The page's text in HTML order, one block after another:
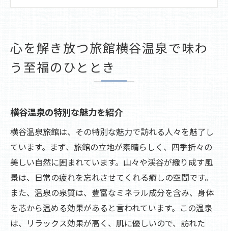
心に残る思い出作りの旅プラン
四季折々の美景に包まれる横谷温泉旅館の魅力
季節ごとの特別なイベントとプラン
自然との共生を体感する温泉ステイ
旅館から眺める絶景スポットを紹介
心に響く四季の変化を横谷で体感
旅館のおもてなしでリフレッシュ横谷温泉での
癒し体験
心地よい接客で迎える至福の時間
心を解き放つ旅館横谷温泉で味わ
う至福のひととき
横谷温泉の特別な魅力を紹介
横谷温泉旅館は、その特別な魅力で訪れる人々を魅了し
ています。まず、旅館の立地が素晴らしく、四季折々の
美しい自然に囲まれています。山々や渓谷が織り成す風
景は、日常の疲れを忘れさせてくれる癒しの空間です。
また、温泉の泉質は、豊富なミネラル成分を含み、身体
を芯から温める効果があると言われています。この温泉
は、リラックス効果が高く、肌に優しいので、訪れた